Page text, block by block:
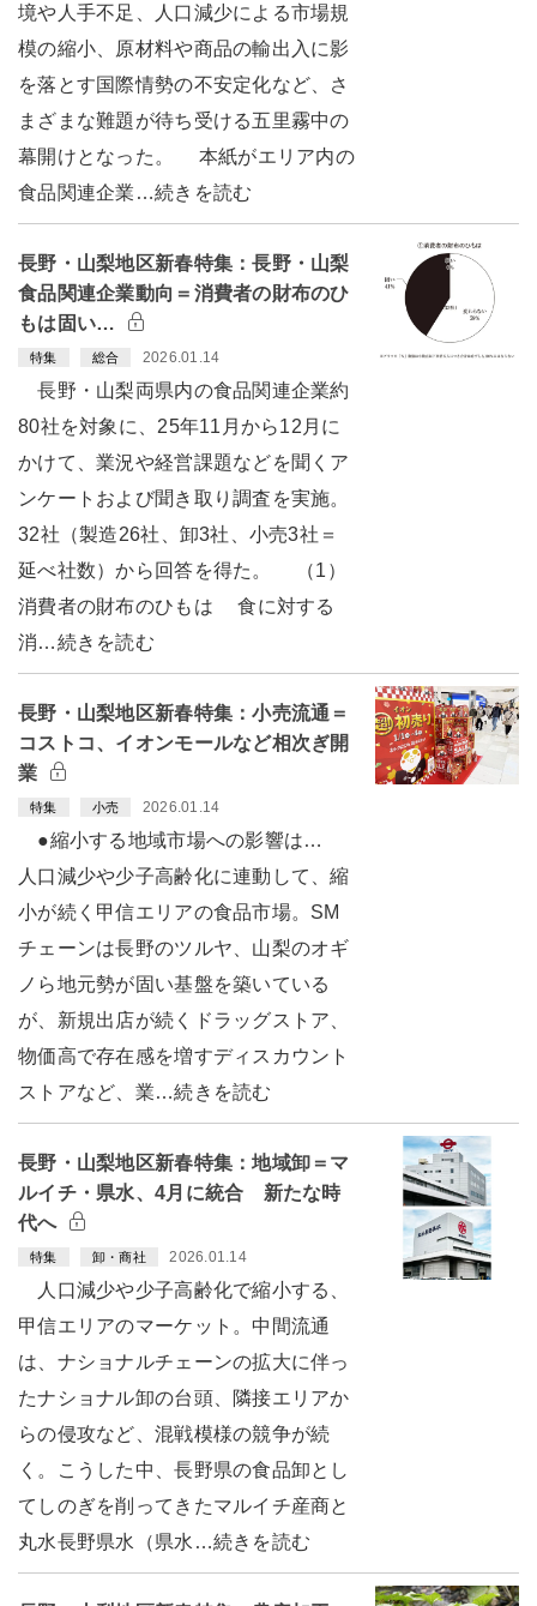
境や人手不足、人口減少による市場規
模の縮小、原材料や商品の輸出入に影
を落とす国際情勢の不安定化など、さ
まざまな難題が待ち受ける五里霧中の
幕開けとなった。 本紙がエリア内の
食品関連企業…続きを読む
長野・山梨地区新春特集：長野・山梨
食品関連企業動向＝消費者の財布のひ
もは固い…
特集 総合 2026.01.14
長野・山梨両県内の食品関連企業約
80社を対象に、25年11月から12月に
かけて、業況や経営課題などを聞くア
ンケートおよび聞き取り調査を実施。
32社（製造26社、卸3社、小売3社＝
延べ社数）から回答を得た。 （1）
消費者の財布のひもは 食に対する
消…続きを読む
長野・山梨地区新春特集：小売流通＝
コストコ、イオンモールなど相次ぎ開
業
特集 小売 2026.01.14
●縮小する地域市場への影響は…
人口減少や少子高齢化に連動して、縮
小が続く甲信エリアの食品市場。SM
チェーンは長野のツルヤ、山梨のオギ
ノら地元勢が固い基盤を築いている
が、新規出店が続くドラッグストア、
物価高で存在感を増すディスカウント
ストアなど、業…続きを読む
長野・山梨地区新春特集：地域卸＝マ
ルイチ・県水、4月に統合 新たな時
代へ
特集 卸・商社 2026.01.14
人口減少や少子高齢化で縮小する、
甲信エリアのマーケット。中間流通
は、ナショナルチェーンの拡大に伴っ
たナショナル卸の台頭、隣接エリアか
らの侵攻など、混戦模様の競争が続
く。こうした中、長野県の食品卸とし
てしのぎを削ってきたマルイチ産商と
丸水長野県水（県水…続きを読む